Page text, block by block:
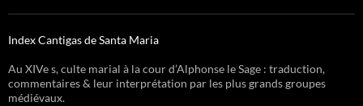
Index Cantigas de Santa Maria
Au XIVe s, culte marial à la cour d’Alphonse le Sage : traduction,
commentaires & leur interprétation par les plus grands groupes
médiévaux.